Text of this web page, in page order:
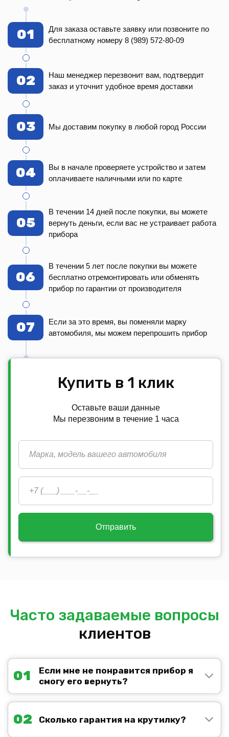
01
Для заказа оставьте заявку или позвоните по
бесплатному номеру 8 (989) 572-80-09
02
Наш менеджер перезвонит вам, подтвердит
заказ и уточнит удобное время доставки
03 Мы доставим покупку в любой город России
04
Вы в начале проверяете устройство и затем
оплачиваете наличными или по карте
05
В течении 14 дней после покупки, вы можете
вернуть деньги, если вас не устраивает работа
прибора
06
В течении 5 лет после покупки вы можете
бесплатно отремонтировать или обменять
прибор по гарантии от производителя
07
Если за это время, вы поменяли марку
автомобиля, мы можем перепрошить прибор
Купить в 1 клик
Оставьте ваши данные
Мы перезвоним в течение 1 часа
Отправить
Часто задаваемые вопросы
клиентов
01
Если мне не понравится прибор я
смогу его вернуть?
02 Сколько гарантия на крутилку?